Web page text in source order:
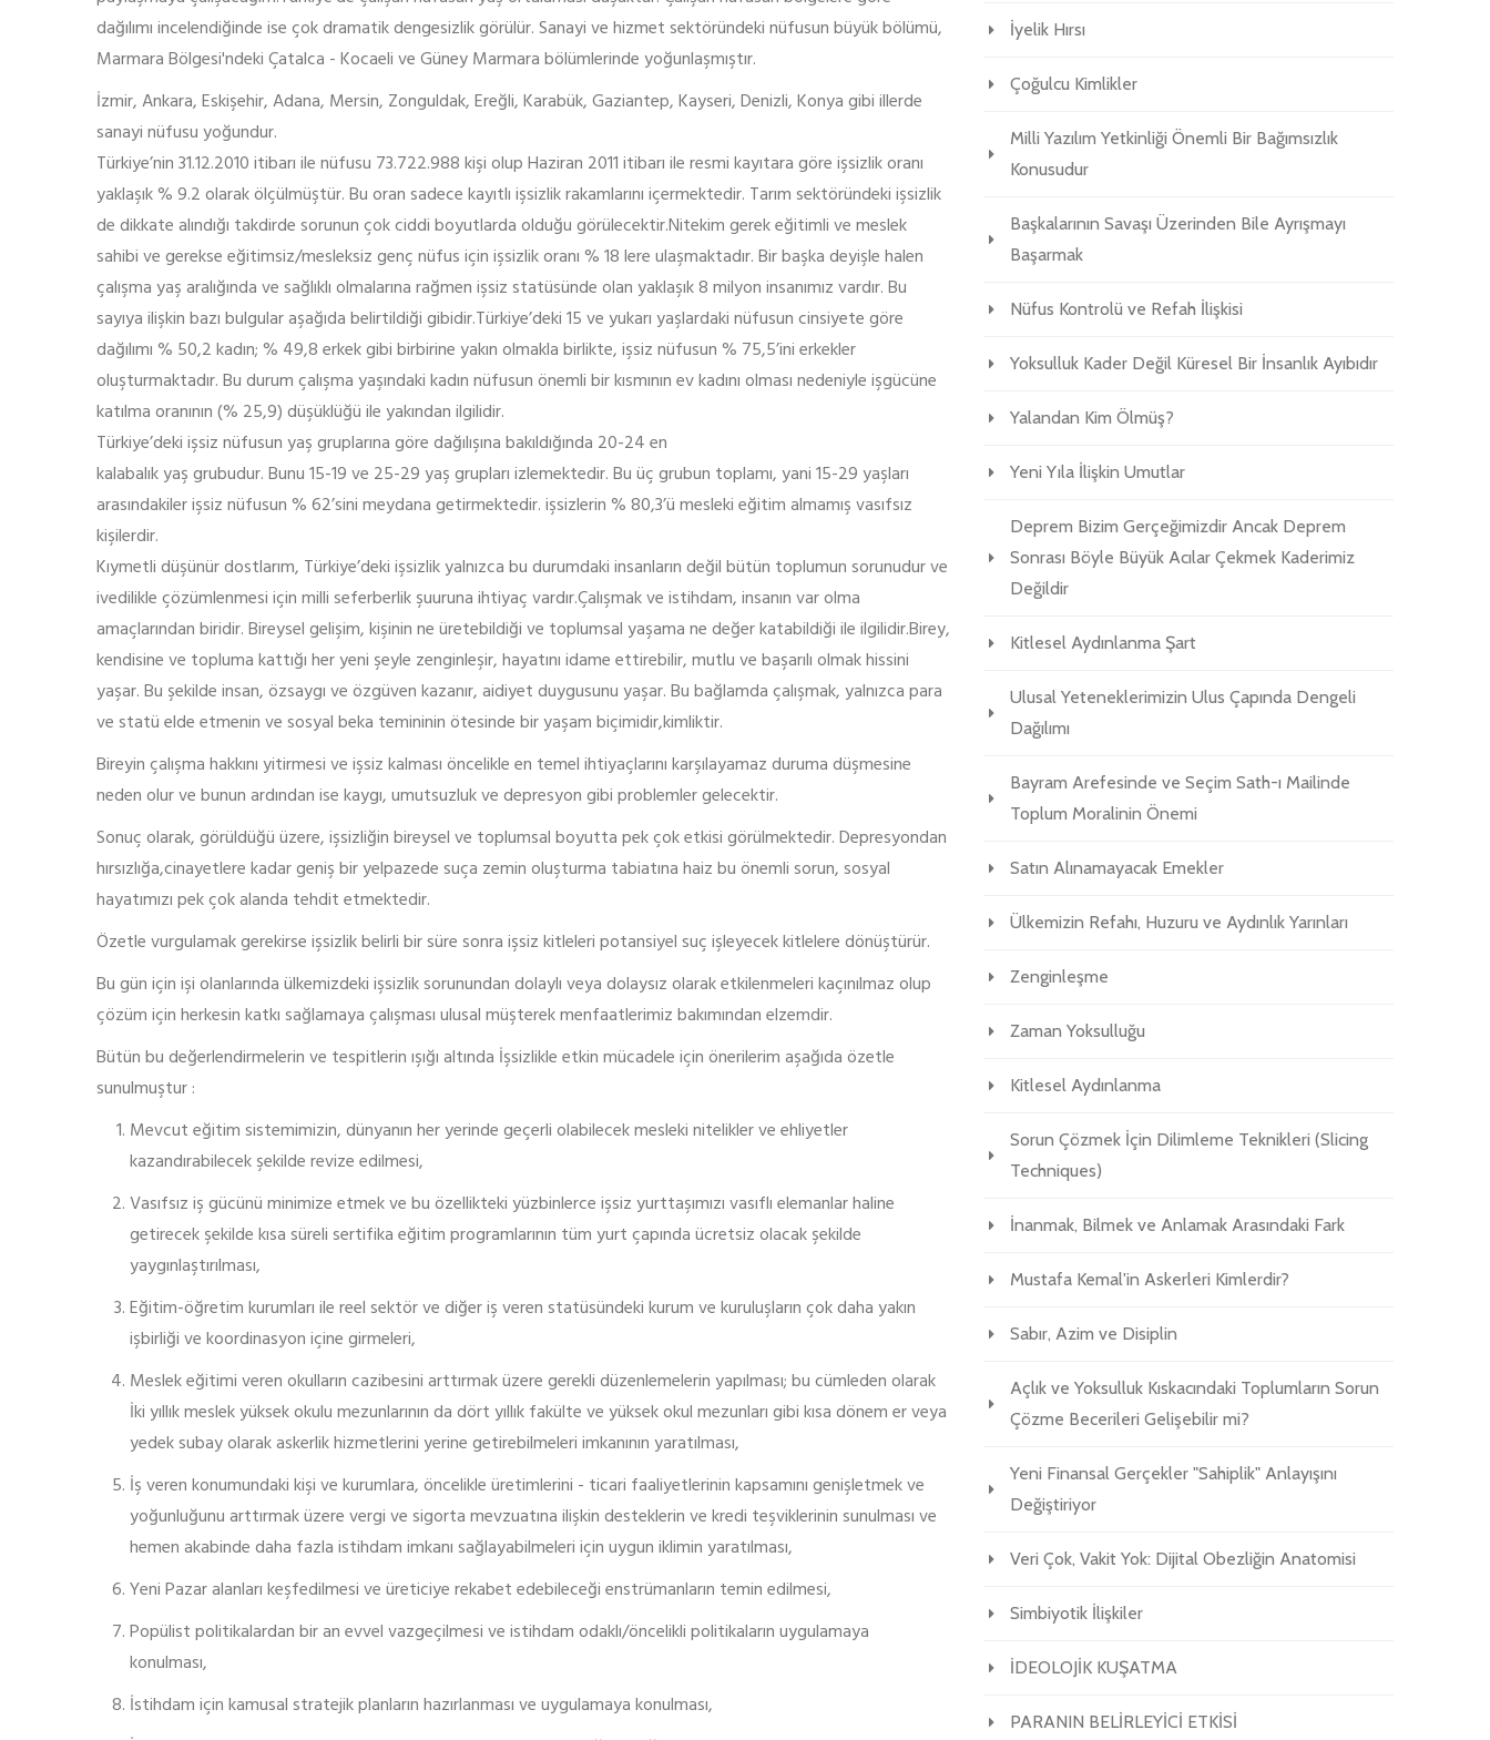
dağılımı incelendiğinde ise çok dramatik dengesizlik görülür. Sanayi ve hizmet sektöründeki nüfusun büyük bölümü,
Marmara Bölgesi'ndeki Çatalca - Kocaeli ve Güney Marmara bölümlerinde yoğunlaşmıştır.
İzmir, Ankara, Eskişehir, Adana, Mersin, Zonguldak, Ereğli, Karabük, Gaziantep, Kayseri, Denizli, Konya gibi illerde
sanayi nüfusu yoğundur.
Türkiye’nin 31.12.2010 itibarı ile nüfusu 73.722.988 kişi olup Haziran 2011 itibarı ile resmi kayıtara göre işsizlik oranı
yaklaşık % 9.2 olarak ölçülmüştür. Bu oran sadece kayıtlı işsizlik rakamlarını içermektedir. Tarım sektöründeki işsizlik
de dikkate alındığı takdirde sorunun çok ciddi boyutlarda olduğu görülecektir.Nitekim gerek eğitimli ve meslek
sahibi ve gerekse eğitimsiz/mesleksiz genç nüfus için işsizlik oranı % 18 lere ulaşmaktadır. Bir başka deyişle halen
çalışma yaş aralığında ve sağlıklı olmalarına rağmen işsiz statüsünde olan yaklaşık 8 milyon insanımız vardır. Bu
sayıya ilişkin bazı bulgular aşağıda belirtildiği gibidir.Türkiye’deki 15 ve yukarı yaşlardaki nüfusun cinsiyete göre
dağılımı % 50,2 kadın; % 49,8 erkek gibi birbirine yakın olmakla birlikte, işsiz nüfusun % 75,5’ini erkekler
oluşturmaktadır. Bu durum çalışma yaşındaki kadın nüfusun önemli bir kısmının ev kadını olması nedeniyle işgücüne
katılma oranının (% 25,9) düşüklüğü ile yakından ilgilidir.
Türkiye’deki işsiz nüfusun yaş gruplarına göre dağılışına bakıldığında 20-24 en
kalabalık yaş grubudur. Bunu 15-19 ve 25-29 yaş grupları izlemektedir. Bu üç grubun toplamı, yani 15-29 yaşları
arasındakiler işsiz nüfusun % 62’sini meydana getirmektedir. işsizlerin % 80,3’ü mesleki eğitim almamış vasıfsız
kişilerdir.
Kıymetli düşünür dostlarım, Türkiye’deki işsizlik yalnızca bu durumdaki insanların değil bütün toplumun sorunudur ve
ivedilikle çözümlenmesi için milli seferberlik şuuruna ihtiyaç vardır.Çalışmak ve istihdam, insanın var olma
amaçlarından biridir. Bireysel gelişim, kişinin ne üretebildiği ve toplumsal yaşama ne değer katabildiği ile ilgilidir.Birey,
kendisine ve topluma kattığı her yeni şeyle zenginleşir, hayatını idame ettirebilir, mutlu ve başarılı olmak hissini
yaşar. Bu şekilde insan, özsaygı ve özgüven kazanır, aidiyet duygusunu yaşar. Bu bağlamda çalışmak, yalnızca para
ve statü elde etmenin ve sosyal beka temininin ötesinde bir yaşam biçimidir,kimliktir.
Bireyin çalışma hakkını yitirmesi ve işsiz kalması öncelikle en temel ihtiyaçlarını karşılayamaz duruma düşmesine
neden olur ve bunun ardından ise kaygı, umutsuzluk ve depresyon gibi problemler gelecektir.
Sonuç olarak, görüldüğü üzere, işsizliğin bireysel ve toplumsal boyutta pek çok etkisi görülmektedir. Depresyondan
hırsızlığa,cinayetlere kadar geniş bir yelpazede suça zemin oluşturma tabiatına haiz bu önemli sorun, sosyal
hayatımızı pek çok alanda tehdit etmektedir.
Özetle vurgulamak gerekirse işsizlik belirli bir süre sonra işsiz kitleleri potansiyel suç işleyecek kitlelere dönüştürür.
Bu gün için işi olanlarında ülkemizdeki işsizlik sorunundan dolaylı veya dolaysız olarak etkilenmeleri kaçınılmaz olup
çözüm için herkesin katkı sağlamaya çalışması ulusal müşterek menfaatlerimiz bakımından elzemdir.
Bütün bu değerlendirmelerin ve tespitlerin ışığı altında İşsizlikle etkin mücadele için önerilerim aşağıda özetle
sunulmuştur :
Mevcut eğitim sistemimizin, dünyanın her yerinde geçerli olabilecek mesleki nitelikler ve ehliyetler
kazandırabilecek şekilde revize edilmesi,
Vasıfsız iş gücünü minimize etmek ve bu özellikteki yüzbinlerce işsiz yurttaşımızı vasıflı elemanlar haline
getirecek şekilde kısa süreli sertifika eğitim programlarının tüm yurt çapında ücretsiz olacak şekilde
yaygınlaştırılması,
Eğitim-öğretim kurumları ile reel sektör ve diğer iş veren statüsündeki kurum ve kuruluşların çok daha yakın
işbirliği ve koordinasyon içine girmeleri,
Meslek eğitimi veren okulların cazibesini arttırmak üzere gerekli düzenlemelerin yapılması; bu cümleden olarak
İki yıllık meslek yüksek okulu mezunlarının da dört yıllık fakülte ve yüksek okul mezunları gibi kısa dönem er veya
yedek subay olarak askerlik hizmetlerini yerine getirebilmeleri imkanının yaratılması,
İş veren konumundaki kişi ve kurumlara, öncelikle üretimlerini - ticari faaliyetlerinin kapsamını genişletmek ve
yoğunluğunu arttırmak üzere vergi ve sigorta mevzuatına ilişkin desteklerin ve kredi teşviklerinin sunulması ve
hemen akabinde daha fazla istihdam imkanı sağlayabilmeleri için uygun iklimin yaratılması,
Yeni Pazar alanları keşfedilmesi ve üreticiye rekabet edebileceği enstrümanların temin edilmesi,
Popülist politikalardan bir an evvel vazgeçilmesi ve istihdam odaklı/öncelikli politikaların uygulamaya
konulması,
İstihdam için kamusal stratejik planların hazırlanması ve uygulamaya konulması,
İyelik Hırsı
Çoğulcu Kimlikler
Milli Yazılım Yetkinliği Önemli Bir Bağımsızlık
Konusudur
Başkalarının Savaşı Üzerinden Bile Ayrışmayı
Başarmak
Nüfus Kontrolü ve Refah İlişkisi
Yoksulluk Kader Değil Küresel Bir İnsanlık Ayıbıdır
Yalandan Kim Ölmüş?
Yeni Yıla İlişkin Umutlar
Deprem Bizim Gerçeğimizdir Ancak Deprem
Sonrası Böyle Büyük Acılar Çekmek Kaderimiz
Değildir
Kitlesel Aydınlanma Şart
Ulusal Yeteneklerimizin Ulus Çapında Dengeli
Dağılımı
Bayram Arefesinde ve Seçim Sath-ı Mailinde
Toplum Moralinin Önemi
Satın Alınamayacak Emekler
Ülkemizin Refahı, Huzuru ve Aydınlık Yarınları
Zenginleşme
Zaman Yoksulluğu
Kitlesel Aydınlanma
Sorun Çözmek İçin Dilimleme Teknikleri (Slicing
Techniques)
İnanmak, Bilmek ve Anlamak Arasındaki Fark
Mustafa Kemal'in Askerleri Kimlerdir?
Sabır, Azim ve Disiplin
Açlık ve Yoksulluk Kıskacındaki Toplumların Sorun
Çözme Becerileri Gelişebilir mi?
Yeni Finansal Gerçekler "Sahiplik" Anlayışını
Değiştiriyor
Veri Çok, Vakit Yok: Dijital Obezliğin Anatomisi
Simbiyotik İlişkiler
İDEOLOJİK KUŞATMA
PARANIN BELİRLEYİCİ ETKİSİ